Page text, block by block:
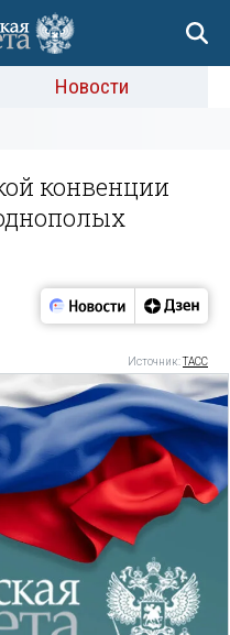
Новости
конвенции
Источник:ТАСС